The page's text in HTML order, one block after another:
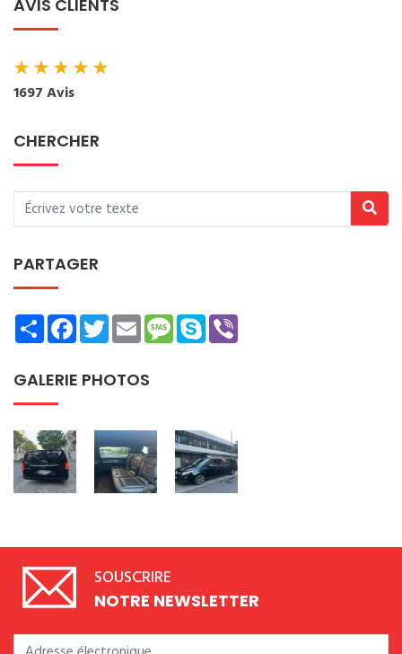
AVIS CLIENTS
★★★★★
1697 Avis
CHERCHER
PARTAGER
ShareFacebookTwitterEmailMessage
Skype
GALERIE PHOTOS
SOUSCRIRE
NOTRE NEWSLETTER